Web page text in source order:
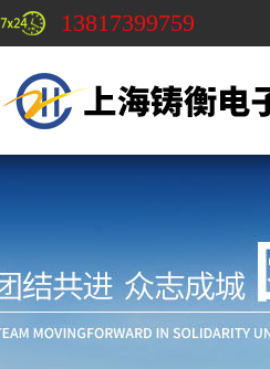
13817399759